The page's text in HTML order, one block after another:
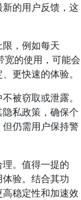
的用户反馈，这
，例如每天
宽的使用，可能会
更快速的体验。
被窃取或泄露。
私政策，确保个
仍需用户保持警
。值得一提的
验。结合其功
稳定性和加速效